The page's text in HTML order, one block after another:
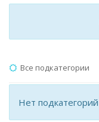
Все подкатегории
Нет подкатегорий